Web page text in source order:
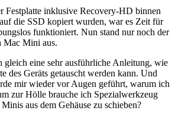
Festplatte inklusive Recovery-HD binnen
die SSD kopiert wurden, war es Zeit für
funktioniert. Nun stand nur noch der
Mac Mini aus.
gleich eine sehr ausführliche Anleitung, wie
des Geräts getauscht werden kann. Und
mir wieder vor Augen geführt, warum ich
zur Hölle brauche ich Spezialwerkzeug
aus dem Gehäuse zu schieben?